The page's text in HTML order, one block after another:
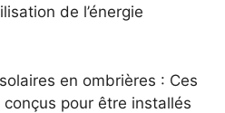
de l’énergie
en ombrières : Ces
pour ‌être installés